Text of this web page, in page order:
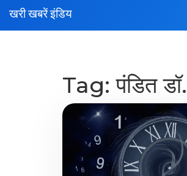
खरी खबरें इंडिय
Tag: पंडित